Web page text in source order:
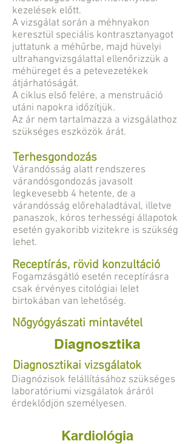
kezelések előtt.
A vizsgálat során a méhnyakon
keresztül speciális kontrasztanyagot
juttatunk a méhűrbe, majd hüvelyi
ultrahangvizsgálattal ellenőrizzük a
méhüreget és a petevezetékek
átjárhatóságát.
A ciklus első felére, a menstruáció
utáni napokra időzítjük.
Az ár nem tartalmazza a vizsgálathoz
szükséges eszközök árát.
Terhesgondozás
Várandósság alatt rendszeres
várandósgondozás javasolt
legkevesebb 4 hetente, de a
várandósság előrehaladtával, illetve
panaszok, kóros terhességi állapotok
esetén gyakoribb vizitekre is szükség
lehet.
Receptírás, rövid konzultáció
Fogamzásgátló esetén receptírásra
csak érvényes citológiai lelet
birtokában van lehetőség.
Nőgyógyászati mintavétel
Diagnosztika
Diagnosztikai vizsgálatok
Diagnózisok felállításához szükséges
laboratóriumi vizsgálatok áráról
érdeklődjön személyesen.
Kardiológia